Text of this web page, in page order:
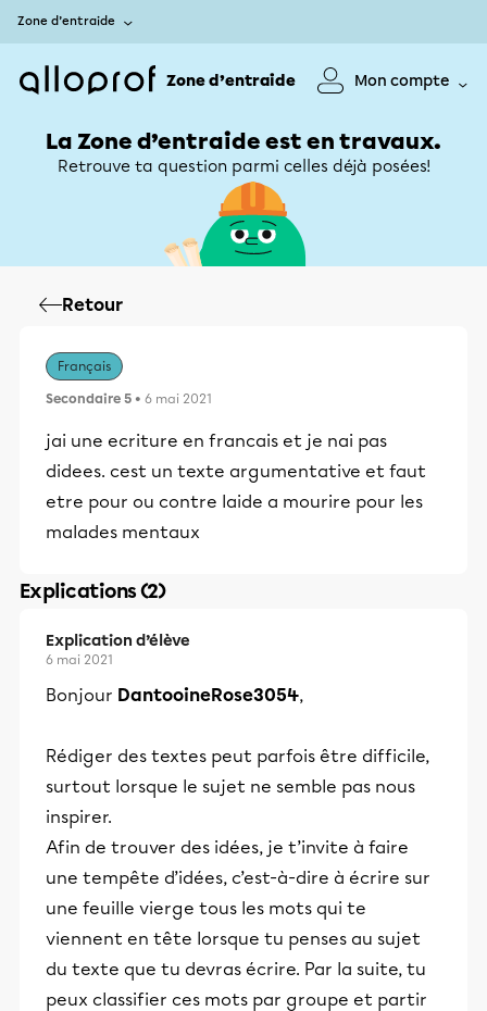
Zone d’entraide
Zone d’entraide Mon compte
La Zone d’entraide est en travaux.
Retrouve ta question parmi celles déjà posées!
Retour
Français
Secondaire 5 • 6 mai 2021
jai une ecriture en francais et je nai pas
didees. cest un texte argumentative et faut
etre pour ou contre laide a mourire pour les
malades mentaux
Explications (2)
Explication d’élève
6 mai 2021
Bonjour DantooineRose3054,
Rédiger des textes peut parfois être difficile,
surtout lorsque le sujet ne semble pas nous
inspirer.
Afin de trouver des idées, je t’invite à faire
une tempête d’idées, c’est-à-dire à écrire sur
une feuille vierge tous les mots qui te
viennent en tête lorsque tu penses au sujet
du texte que tu devras écrire. Par la suite, tu
peux classifier ces mots par groupe et partir